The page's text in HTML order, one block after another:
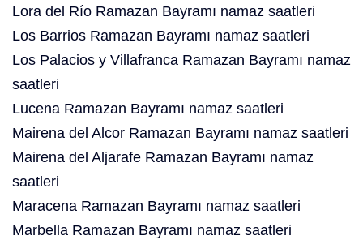
Lora del Río Ramazan Bayramı namaz saatleri
Los Barrios Ramazan Bayramı namaz saatleri
Los Palacios y Villafranca Ramazan Bayramı namaz
saatleri
Lucena Ramazan Bayramı namaz saatleri
Mairena del Alcor Ramazan Bayramı namaz saatleri
Mairena del Aljarafe Ramazan Bayramı namaz
saatleri
Maracena Ramazan Bayramı namaz saatleri
Marbella Ramazan Bayramı namaz saatleri